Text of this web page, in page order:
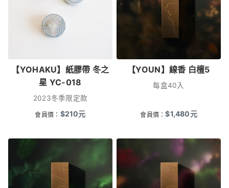
【YOHAKU】紙膠帶 冬之
星 YC-018
2023冬季限定款
會員價： $210元
【YOUN】線香 白檀5
每盒40入
會員價：$1,480元